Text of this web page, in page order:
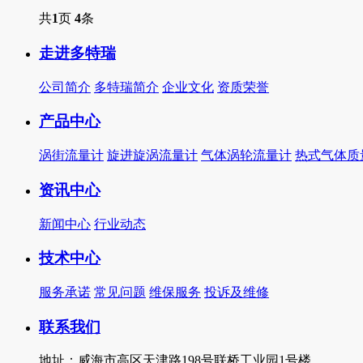
共1页 4条
走进多特瑞
公司简介 多特瑞简介 企业文化 资质荣誉
产品中心
涡街流量计 旋进旋涡流量计 气体涡轮流量计 热式气体质
资讯中心
新闻中心 行业动态
技术中心
服务承诺 常见问题 维保服务 投诉及维修
联系我们